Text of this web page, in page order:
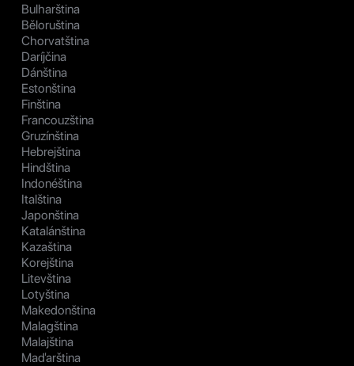
Bulharština
Běloruština
Chorvatština
Daríjčina
Dánština
Estonština
Finština
Francouzština
Gruzínština
Hebrejština
Hindština
Indonéština
Italština
Japonština
Katalánština
Kazaština
Korejština
Litevština
Lotyština
Makedonština
Malagština
Malajština
Maďarština